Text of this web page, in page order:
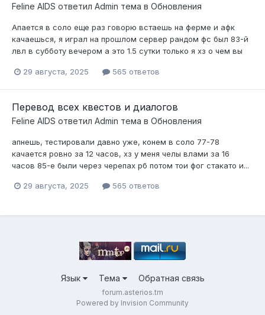
Feline AIDS ответил Admin тема в Обновления
Апается в соло еще раз говорю встаешь на ферме и афк
качаешься, я играл на прошлом сервер рандом фс был 83-й
лвл в субботу вечером а это 1.5 сутки только я хз о чем вы
29 августа, 2025 565 ответов
Перевод всех квестов и диалогов
Feline AIDS ответил Admin тема в Обновления
апнешь, тестировали давно уже, конем в соло 77-78
качается ровно за 12 часов, хз у меня челы влами за 16
часов 85-е были через черепах рб потом тои фог стакато и...
29 августа, 2025 565 ответов
Язык Тема Обратная связь
forum.asterios.tm
Powered by Invision Community